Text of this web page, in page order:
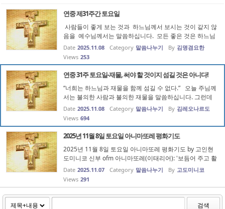
연중 제31주간 토요일
사람들이 좋게 보는 것과 하느님께서 보시는 것이 같지 않
음을 예수님께서는 말씀하십니다. 모든 좋은 것은 하느님
에게서 온다고 할 때 사람들의 관점과 하느님의 관점이 다
르지는 않을 것입니다. 그러다보니 사람들이 좋게 보는 것
과 하느님께서 보시...
Date 2025.11.08 Category 말씀나누기 By 김명겸요한
Views 253
연중 31주 토요일-재물, 써야 할 것이지 섬길 것은 아니다!
“너희는 하느님과 재물을 함께 섬길 수 없다.” 오늘 주님께
서는 불의한 사람과 불의한 재물을 말씀하십니다. 그런데
불의한 사람은 어떤 사람인지 바로 알겠는데 불의한 재물이
란 어떤 재물인지 쉽게 그 뜻이 들어오지 않습니다. 재물
그 자체가 불의하다...
Date 2025.11.08 Category 말씀나누기 By 김레오나르도
Views 694
2025년 11월 8일 토요일 아니마또레 평화기도
2025년 11월 8일 토요일 아니마또레 평화기도 by 고인현
도미니코 신부 ofm 아니마또레(이태리어): '보듬어 주고 활
력과 영감을 불어넣는 자'를 의미합니다. 에페소 공의회(43
1년)에서 하느님의 어머니로 선포한 성모님을 ‘평화의 모
후’이시며 ‘모든 피조물의...
Date 2025.11.07 Category 말씀나누기 By 고도미니코
Views 291
검색